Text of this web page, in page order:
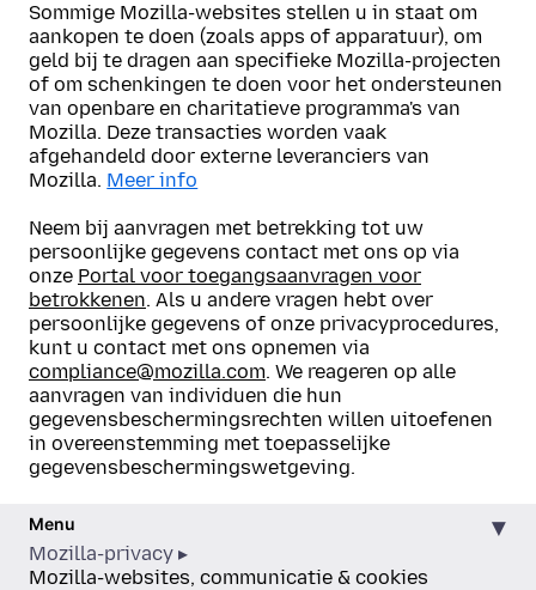
Sommige Mozilla-websites stellen u in staat om
aankopen te doen (zoals apps of apparatuur), om
geld bij te dragen aan specifieke Mozilla-projecten
of om schenkingen te doen voor het ondersteunen
van openbare en charitatieve programma's van
Mozilla. Deze transacties worden vaak
afgehandeld door externe leveranciers van
Mozilla.
Neem bij aanvragen met betrekking tot uw
persoonlijke gegevens contact met ons op via
onze Portal voor toegangsaanvragen voor
betrokkenen. Als u andere vragen hebt over
persoonlijke gegevens of onze privacyprocedures,
kunt u contact met ons opnemen via
compliance@mozilla.com. We reageren op alle
aanvragen van individuen die hun
gegevensbeschermingsrechten willen uitoefenen
in overeenstemming met toepasselijke
gegevensbeschermingswetgeving.
Menu
Mozilla-privacy
Mozilla-websites, communicatie & cookies